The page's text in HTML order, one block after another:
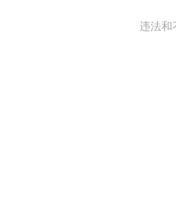
违法和